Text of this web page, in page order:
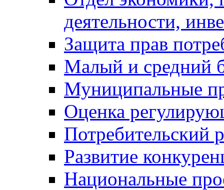
деятельности,
Защита прав
Малый и средний
Муниципальные
Оценка
Потребительский
Развитие
Национальные